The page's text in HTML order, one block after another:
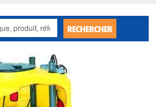
RECHERCHER